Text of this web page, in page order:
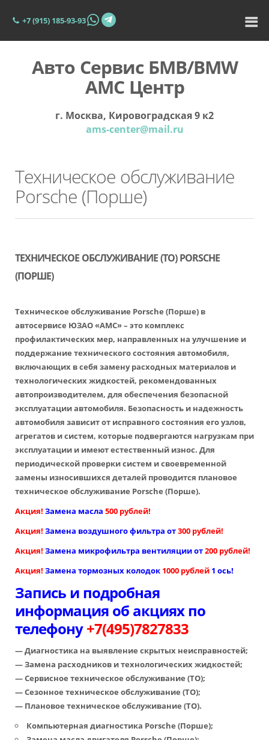
+7 (915) 185-93-93
Авто Сервис БМВ/BMW
АМС Центр
г. Москва, Кировоградская 9 к2
ams-center@mail.ru
Техническое обслуживание
Porsche (Порше)
ТЕХНИЧЕСКОЕ ОБСЛУЖИВАНИЕ (ТО) PORSCHE
(ПОРШЕ)
Техническое обслуживание Porsche (Порше) в
автосервисе ЮЗАО «АМС» – это комплекс
профилактических мер, направленных на улучшение и
поддержание технического состояния автомобиля,
включающих в себя замену расходных материалов и
технологических жидкостей, рекомендованных
автопроизводителем, для обеспечения безопасной
эксплуатации автомобиля. Безопасность и надежность
автомобиля зависит от исправного состояния его узлов,
агрегатов и систем, которые подвергаются нагрузкам при
эксплуатации и имеют естественный износ. Для
периодической проверки систем и своевременной
замены износившихся деталей проводится плановое
техническое обслуживание Porsche (Порше).
Акция! Замена масла 500 рублей!
Акция! Замена воздушного фильтра от300 рублей!
Акция! Замена микрофильтра вентиляции от200 рублей!
Акция! Замена тормозных колодок 1000 рублей 1 ось!
Запись и подробная
информация об акциях по
телефону+7(495)7827833
— Диагностика на выявление скрытых неисправностей;
— Замена расходников и технологических жидкостей;
— Сервисное техническое обслуживание (ТО);
— Сезонное техническое обслуживание (ТО);
— Плановое техническое обслуживание (ТО).
Компьютерная диагностика Porsche (Порше);